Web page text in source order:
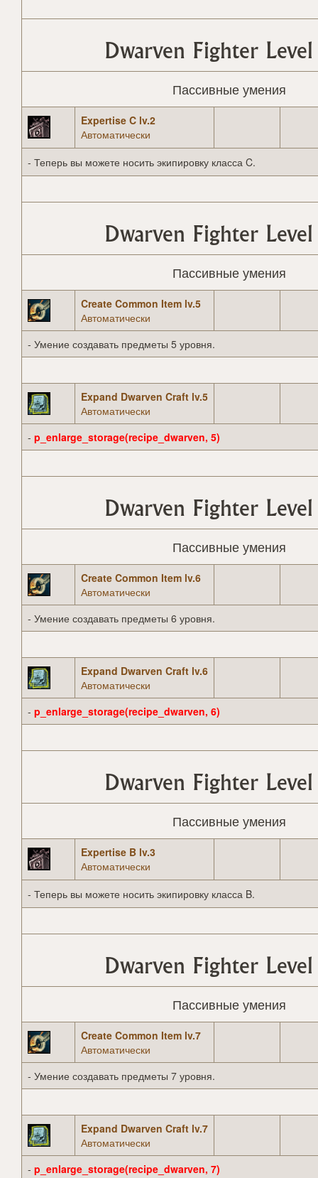
Dwarven Fighter
Пассивные умения
Expertise C lv.2
Автоматически
- Теперь вы можете носить экипировку класса C.
Dwarven Fighter
Пассивные умения
Create Common Item lv.5
Автоматически
- Умение создавать предметы 5 уровня.
Expand Dwarven Craft lv.5
Автоматически
- p_enlarge_storage(recipe_dwarven, 5)
Dwarven Fighter
Пассивные умения
Create Common Item lv.6
Автоматически
- Умение создавать предметы 6 уровня.
Expand Dwarven Craft lv.6
Автоматически
- p_enlarge_storage(recipe_dwarven, 6)
Dwarven Fighter
Пассивные умения
Expertise B lv.3
Автоматически
- Теперь вы можете носить экипировку класса B.
Dwarven Fighter
Пассивные умения
Create Common Item lv.7
Автоматически
- Умение создавать предметы 7 уровня.
Expand Dwarven Craft lv.7
Автоматически
- p_enlarge_storage(recipe_dwarven, 7)